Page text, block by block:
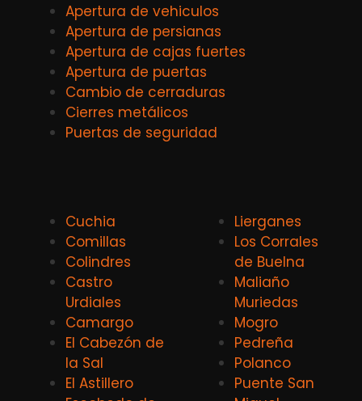
Apertura de vehiculos
Apertura de persianas
Apertura de cajas fuertes
Apertura de puertas
Cambio de cerraduras
Cierres metálicos
Puertas de seguridad
Cuchia
Comillas
Colindres
Castro
Urdiales
Camargo
El Cabezón de
la Sal
El Astillero
Lierganes
Los Corrales
de Buelna
Maliaño
Muriedas
Mogro
Pedreña
Polanco
Puente San